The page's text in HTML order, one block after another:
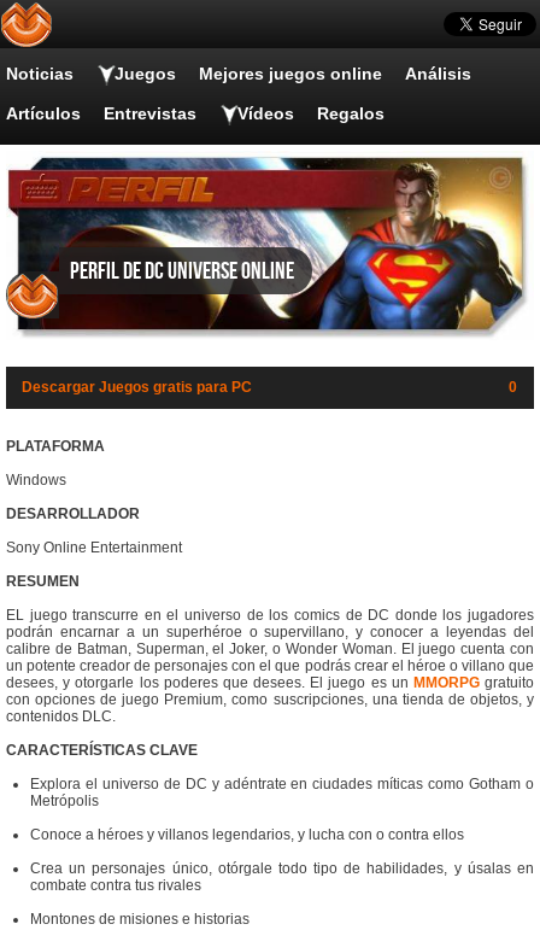
Noticias Juegos Mejores juegos online Análisis
Artículos Entrevistas Vídeos Regalos
Perfil de DC Universe Online
Descargar Juegos gratis para PC 0
PLATAFORMA
Windows
DESARROLLADOR
Sony Online Entertainment
RESUMEN
EL juego transcurre en el universo de los comics de DC donde los jugadores
podrán encarnar a un superhéroe o supervillano, y conocer a leyendas del
calibre de Batman, Superman, el Joker, o Wonder Woman. El juego cuenta con
un potente creador de personajes con el que podrás crear el héroe o villano que
desees, y otorgarle los poderes que desees. El juego es un MMORPGgratuito
con opciones de juego Premium, como suscripciones, una tienda de objetos, y
contenidos DLC.
CARACTERÍSTICAS CLAVE
Explora el universo de DC y adéntrate en ciudades míticas como Gotham o
Metrópolis
Conoce a héroes y villanos legendarios, y lucha con o contra ellos
Crea un personajes único, otórgale todo tipo de habilidades, y úsalas en
combate contra tus rivales
Montones de misiones e historias